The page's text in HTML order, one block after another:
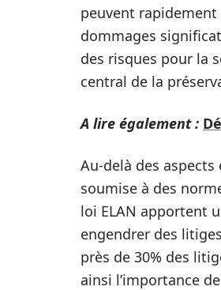
peuvent
dommages
des risques pour la
central de la
A lire également :
Au-delà des
soumise à des
loi ELAN apportent
engendrer des
près de 30% des
ainsi l’importance